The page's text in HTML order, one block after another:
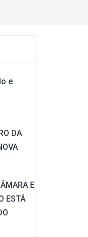
e
DA
E
ESTÁ